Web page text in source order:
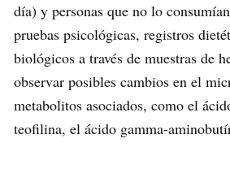
día) y personas que no lo
pruebas psicológicas, registros
biológicos a través de muestras de
observar posibles cambios en el
metabolitos asociados, como el
teofilina, el ácido gamma-